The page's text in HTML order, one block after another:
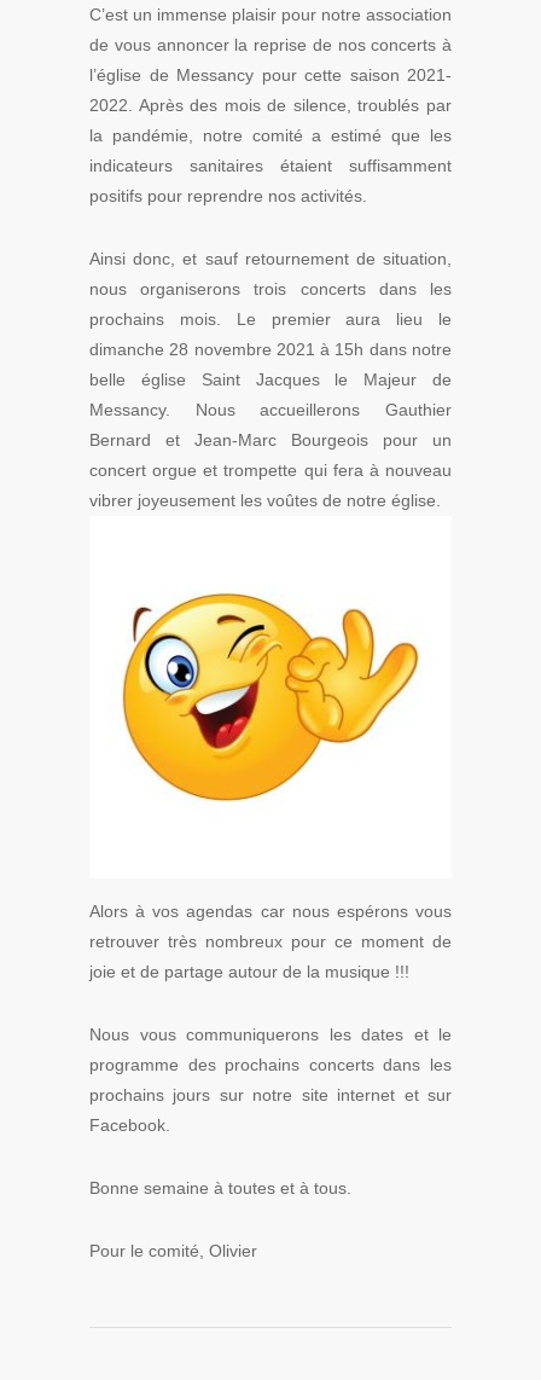
C’est un immense plaisir pour notre association
de vous annoncer la reprise de nos concerts à
l’église de Messancy pour cette saison 2021-
2022. Après des mois de silence, troublés par
la pandémie, notre comité a estimé que les
indicateurs sanitaires étaient suffisamment
positifs pour reprendre nos activités.
Ainsi donc, et sauf retournement de situation,
nous organiserons trois concerts dans les
prochains mois. Le premier aura lieu le
dimanche 28 novembre 2021 à 15h dans notre
belle église Saint Jacques le Majeur de
Messancy. Nous accueillerons Gauthier
Bernard et Jean-Marc Bourgeois pour un
concert orgue et trompette qui fera à nouveau
vibrer joyeusement les voûtes de notre église.
Alors à vos agendas car nous espérons vous
retrouver très nombreux pour ce moment de
joie et de partage autour de la musique !!!
Nous vous communiquerons les dates et le
programme des prochains concerts dans les
prochains jours sur notre site internet et sur
Facebook.
Bonne semaine à toutes et à tous.
Pour le comité, Olivier